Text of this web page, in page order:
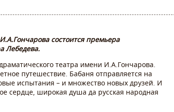
состоится премьера
Лебедева.
театра имени И.А.Гончарова.
путешествие. Бабаня отправляется на
испытания – и множество новых друзей. И
сердце, широкая душа да русская народная